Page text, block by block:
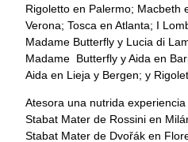
Rigoletto en Palermo; Macbeth
Verona; Tosca en Atlanta; I
Madame Butterfly y Lucia di
Madame Butterfly y Aida en
Aida en Lieja y Bergen; y
Atesora una nutrida
Stabat Mater de Rossini en
Stabat Mater de Dvořák en